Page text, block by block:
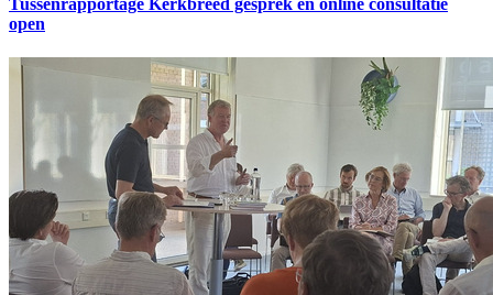
Tussenrapportage Kerkbreed gesprek en online consultatie
open